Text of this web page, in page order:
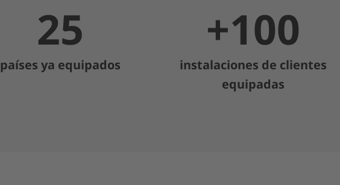
25
países ya equipados
+100
instalaciones de clientes
equipadas